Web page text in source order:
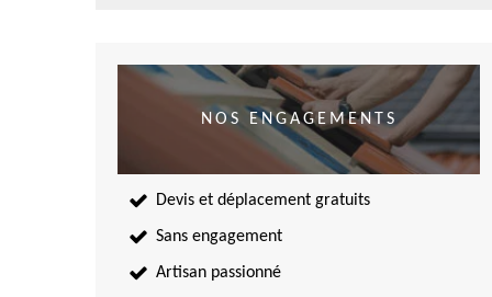
NOS ENGAGEMENTS
Devis et déplacement gratuits
Sans engagement
Artisan passionné